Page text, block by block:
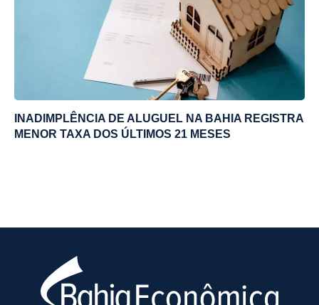
INADIMPLÊNCIA DE ALUGUEL NA BAHIA REGISTRA
MENOR TAXA DOS ÚLTIMOS 21 MESES